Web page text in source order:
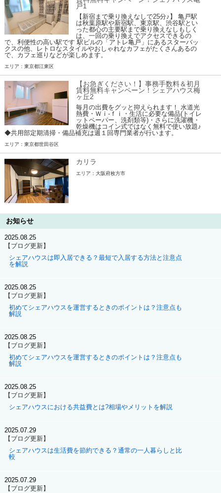
戸1
【新宿まで乗り換えなしで25分♪】 亀戸駅
は秋葉原駅や新宿駅、東京駅、渋谷駅とい
った都心の主要駅まで乗り換えなしもしく
は、一回の乗り換えでアクセスできるの
で、利便性の高い駅です 駅ビルの「アトレ亀戸」にあるスターバッ
クスの他、レトロなスタイルやおしゃれなカフェがたくさんあるの
で、カフェ巡りなどが楽しめます。
エリア：東京都江東区
【お急ぎください！】事務手数料＆初月
賃料無料キャンペーン！シェアハウス梅
ヶ丘2
毎月の出費をグッと抑えられます！ 水道光
熱費・Ｗｉ-ｆｉ・生活に必要な備品(トイレ
ットペーパー、洗剤類等)・さらに洗濯機・
乾燥機はコイン式ではなく無料で使い放題♪
◆共用部定期清掃・備品補充は週１回専門業者が行います。
エリア：東京都世田谷区
カリラ
エリア：大阪府枚方市
お知らせ
2025.08.25
【ブログ更新】
シェアハウスは即入居できる？最短で入居する方法と注意点
を解説
2025.08.25
【ブログ更新】
初めてシェアハウスを運営するときのポイントは？注意点も
解説
2025.08.25
【ブログ更新】
初めてシェアハウスを運営するときのポイントは？注意点も
解説
2025.08.25
【ブログ更新】
シェアハウスにおける共益費とは?相場やメリットを解説
2025.07.29
【ブログ更新】
シェアハウスは生活費を節約できる？通常の一人暮らしと比
較
2025.07.29
【ブログ更新】